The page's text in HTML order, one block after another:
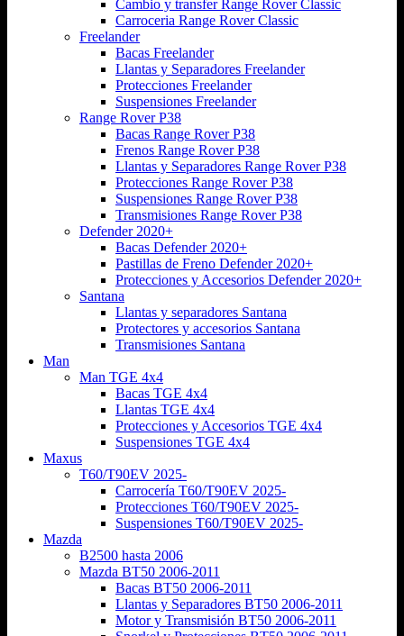
Cambio y transfer Range Rover Classic
Carroceria Range Rover Classic
Freelander
Bacas Freelander
Llantas y Separadores Freelander
Protecciones Freelander
Suspensiones Freelander
Range Rover P38
Bacas Range Rover P38
Frenos Range Rover P38
Llantas y Separadores Range Rover P38
Protecciones Range Rover P38
Suspensiones Range Rover P38
Transmisiones Range Rover P38
Defender 2020+
Bacas Defender 2020+
Pastillas de Freno Defender 2020+
Protecciones y Accesorios Defender 2020+
Santana
Llantas y separadores Santana
Protectores y accesorios Santana
Transmisiones Santana
Man
Man TGE 4x4
Bacas TGE 4x4
Llantas TGE 4x4
Protecciones y Accesorios TGE 4x4
Suspensiones TGE 4x4
Maxus
T60/T90EV 2025-
Carrocería T60/T90EV 2025-
Protecciones T60/T90EV 2025-
Suspensiones T60/T90EV 2025-
Mazda
B2500 hasta 2006
Mazda BT50 2006-2011
Bacas BT50 2006-2011
Llantas y Separadores BT50 2006-2011
Motor y Transmisión BT50 2006-2011